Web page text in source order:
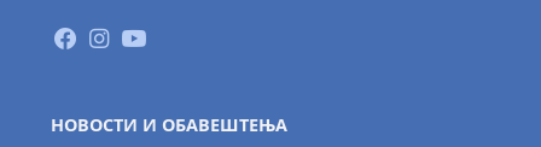
НОВОСТИ И ОБАВЕШТЕЊА